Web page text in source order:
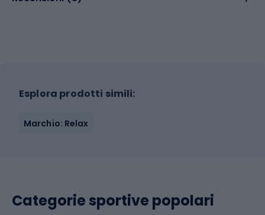
Esplora prodotti simili:
Marchio: Relax
Categorie sportive popolari